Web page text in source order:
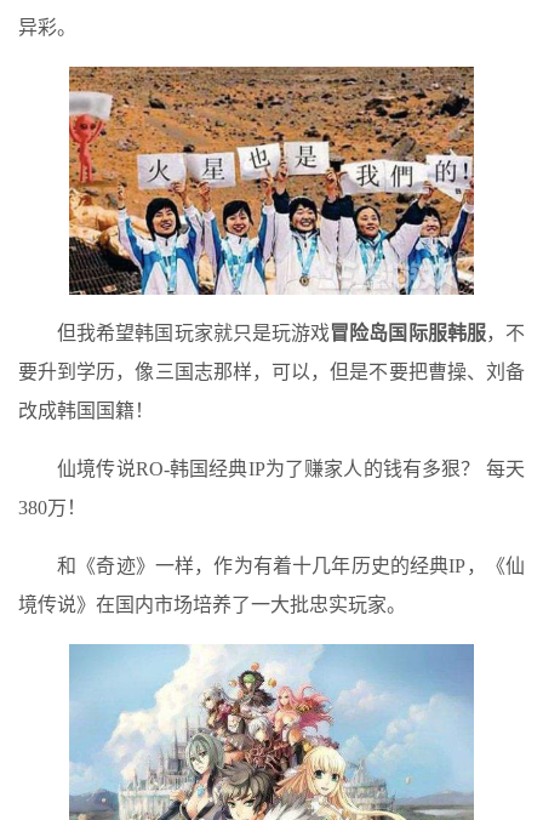
异彩。
但我希望韩国玩家就只是玩游戏冒险岛国际服韩服，不
要升到学历，像三国志那样，可以，但是不要把曹操、刘备
改成韩国国籍！
仙境传说RO-韩国经典IP为了赚家人的钱有多狠？ 每天
380万！
和《奇迹》一样，作为有着十几年历史的经典IP，《仙
境传说》在国内市场培养了一大批忠实玩家。